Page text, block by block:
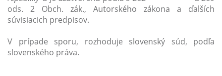
ods. 2 Obch. zák., Autorského zákona a ďalších
súvisiacich predpisov.
V prípade sporu, rozhoduje slovenský súd, podľa
slovenského práva.